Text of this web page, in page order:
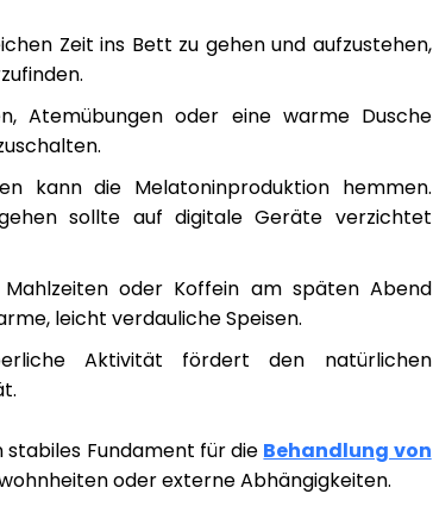
Zeit ins Bett zu gehen und aufzustehen,
Atemübungen oder eine warme Dusche
kann die Melatoninproduktion hemmen.
sollte auf digitale Geräte verzichtet
oder Koffein am späten Abend
leicht verdauliche Speisen.
Aktivität fördert den natürlichen
Fundament für die Behandlung von
oder externe Abhängigkeiten.